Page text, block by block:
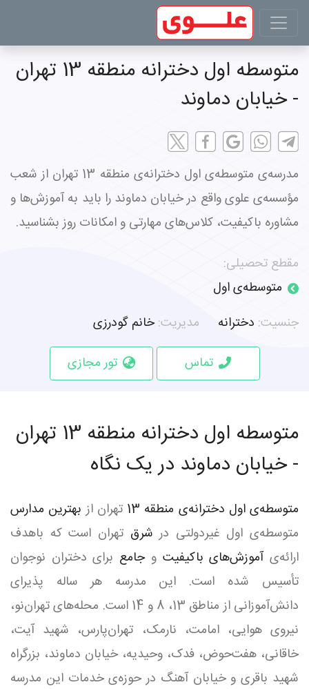
متوسطه اول دخترانه منطقه 13 تهران
- خیابان دماوند
مدرسه‌ی متوسطه‌ی اول دخترانه‌ی منطقه 13 تهران از شعب
مؤسسه‌ی علوی واقع در خیابان دماوند را باید به آموزش‌ها و
مشاوره باکیفیت، کلاس‌های مهارتی و امکانات روز بشناسید.
مقطع تحصیلی:
متوسطه‌ی اول
جنسیت: دخترانه مدیریت:خانم گودرزی
تماس
تور مجازی
متوسطه اول دخترانه منطقه 13 تهران
- خیابان دماوند در یک نگاه
متوسطه‌ی اول دخترانه‌ی منطقه 13 تهران از بهترین مدارس
متوسطه‌ی اول غیردولتی در شرق تهران است که باهدف
ارائه‌یآموزش‌های باکیفیت وجامع برای دختران نوجوان
تأسیس شده است. این مدرسه هر ساله پذیرای
دانش‌آموزانی از مناطق 13، 8 و 14 است. محله‌های تهران‌نو،
نیروی هوایی، امامت، نارمک، تهران‌پارس، شهید آیت،
خاقانی، هفت‌حوض، فدک، وحیدیه، خیابان دماوند، بزرگراه
شهید باقری و خیابان آهنگ در حوزه‌ی خدمات این مدرسه